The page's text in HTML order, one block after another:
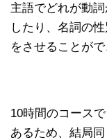
主語でどれが動
したり、名詞の
をさせることが
10時間のコース
あるため、結局